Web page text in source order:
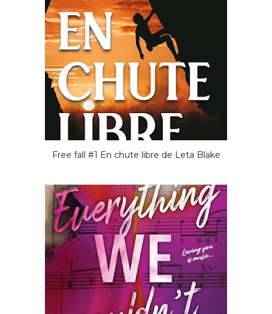
Free fall #1 En chute libre de Leta Blake